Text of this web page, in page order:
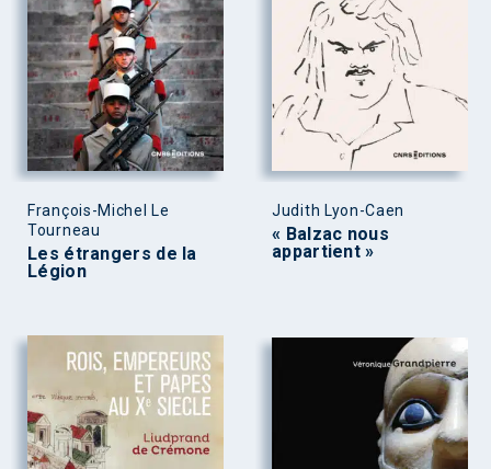
François-Michel Le
Tourneau
Les étrangers de la
Légion
Judith Lyon-Caen
« Balzac nous
appartient »